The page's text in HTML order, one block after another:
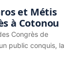
et Métis
à Cotonou
Congrès de
public conquis, la